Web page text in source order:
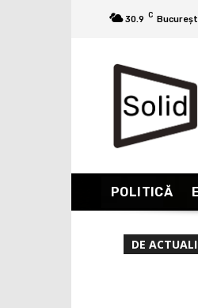
30.9 C
POLITICĂ
DE